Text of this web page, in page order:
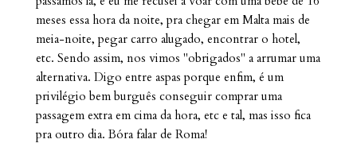
meses essa hora da noite, pra chegar em Malta mais de
meia-noite, pegar carro alugado, encontrar o hotel,
etc. Sendo assim, nos vimos "obrigados" a arrumar uma
alternativa. Digo entre aspas porque enfim, é um
privilégio bem burguês conseguir comprar uma
passagem extra em cima da hora, etc e tal, mas isso fica
pra outro dia. Bóra falar de Roma!